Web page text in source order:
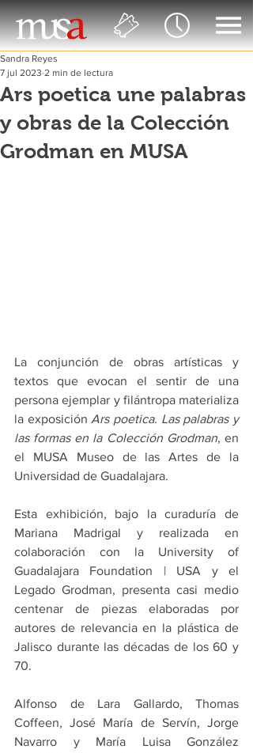
Ars poetica une palabras
y obras de la Colección
Grodman en MUSA
Sandra Reyes
7 jul 2023 2 min de lectura
La conjunción de obras artísticas y
textos que evocan el sentir de una
persona ejemplar y filántropa materializa
la exposición Ars poetica. Las palabras y
las formas en la Colección Grodman, en
el MUSA Museo de las Artes de la
Universidad de Guadalajara.
Esta exhibición, bajo la curaduría de
Mariana Madrigal y realizada en
colaboración con la University of
Guadalajara Foundation | USA y el
Legado Grodman, presenta casi medio
centenar de piezas elaboradas por
autores de relevancia en la plástica de
Jalisco durante las décadas de los 60 y
70.
Alfonso de Lara Gallardo, Thomas
Coffeen, José María de Servín, Jorge
Navarro y María Luisa González